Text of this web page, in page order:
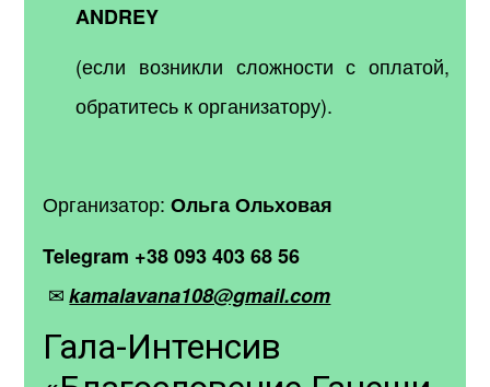
ANDREY
(если возникли сложности с оплатой,
обратитесь к организатору).
Организатор:Ольга Ольховая
Telegram +38 093 403 68 56
✉ kamalavana108@gmail.com